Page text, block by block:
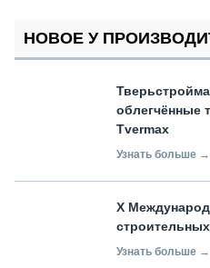
НОВОЕ У
облегчённые
Tvermax
Узнать больше →
X
Узнать больше →